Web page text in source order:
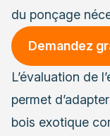
du ponçage
Demandez
L’évaluation de
permet
bois exotique